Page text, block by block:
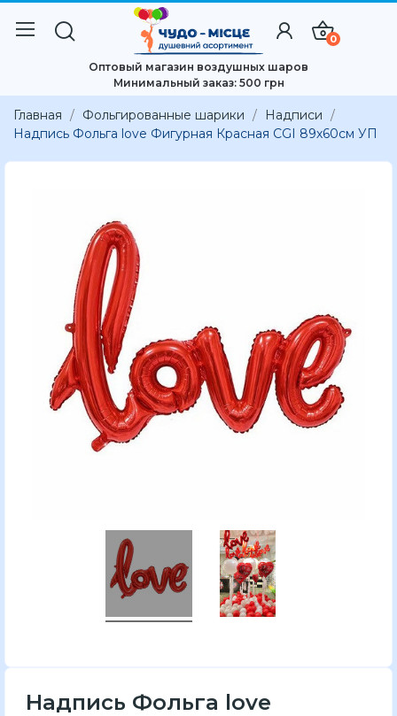
0
Оптовый магазин воздушных шаров
Минимальный заказ: 500 грн
Главная Фольгированные шарики
Надписи
Надпись Фольга love Фигурная Красная CGI 89х60см УП
Надпись Фольга love